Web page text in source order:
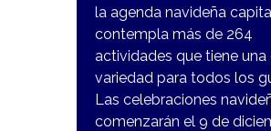
la agenda navideña
contempla más de 264
actividades que tiene una
variedad para todos los
Las celebraciones
comenzarán el 9 de